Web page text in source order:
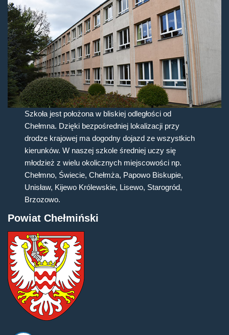
Szkoła jest położona w bliskiej odległości od
Chełmna. Dzięki bezpośredniej lokalizacji przy
drodze krajowej ma dogodny dojazd ze wszystkich
kierunków. W naszej szkole średniej uczy się
młodzież z wielu okolicznych miejscowości np.
Chełmno, Świecie, Chełmża, Papowo Biskupie,
Unisław, Kijewo Królewskie, Lisewo, Starogród,
Brzozowo.
Powiat Chełmiński